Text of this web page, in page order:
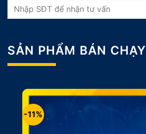
SẢN PHẨM BÁN CHẠY
-11%